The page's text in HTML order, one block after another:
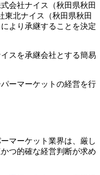
会社ナイス（秋田県秋田
東北ナイス（秋田県秋田
により承継することを決定
スを承継会社とする簡易
ーマーケットの経営を行
マーケット業界は、厳し
つ的確な経営判断が求め